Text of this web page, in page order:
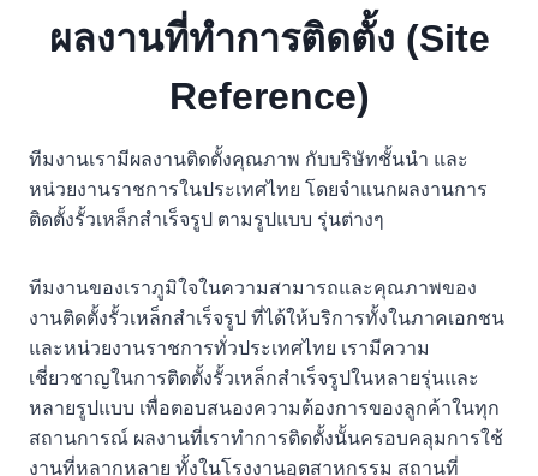
ผลงานที่ทำการติดตั้ง (Site
Reference)
ทีมงานเรามีผลงานติดตั้งคุณภาพ กับบริษัทชั้นนำ และ
หน่วยงานราชการในประเทศไทย โดยจำแนกผลงานการ
ติดตั้งรั้วเหล็กสำเร็จรูป ตามรูปแบบ รุ่นต่างๆ
ทีมงานของเราภูมิใจในความสามารถและคุณภาพของ
งานติดตั้งรั้วเหล็กสำเร็จรูป ที่ได้ให้บริการทั้งในภาคเอกชน
และหน่วยงานราชการทั่วประเทศไทย เรามีความ
เชี่ยวชาญในการติดตั้งรั้วเหล็กสำเร็จรูปในหลายรุ่นและ
หลายรูปแบบ เพื่อตอบสนองความต้องการของลูกค้าในทุก
สถานการณ์ ผลงานที่เราทำการติดตั้งนั้นครอบคลุมการใช้
งานที่หลากหลาย ทั้งในโรงงานอุตสาหกรรม สถานที่